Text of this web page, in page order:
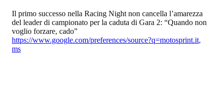
Il primo successo nella Racing Night non cancella l’amarezza
del leader di campionato per la caduta di Gara 2: “Quando non
voglio forzare, cado”
https://www.google.com/preferences/source?q=motosprint.it,
ms